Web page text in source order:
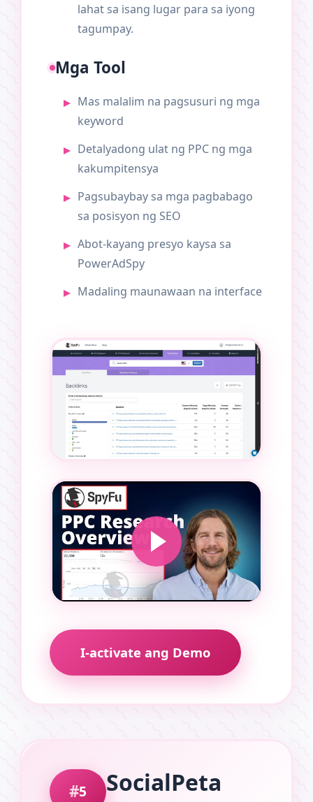
lahat sa isang lugar para sa iyong
tagumpay.
Mga Tool
Mas malalim na pagsusuri ng mga
keyword
Detalyadong ulat ng PPC ng mga
kakumpitensya
Pagsubaybay sa mga pagbabago
sa posisyon ng SEO
Abot-kayang presyo kaysa sa
PowerAdSpy
Madaling maunawaan na interface
I-activate ang Demo
5 SocialPeta